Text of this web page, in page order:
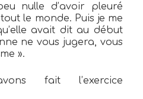
nulle d’avoir pleuré
le monde. Puis je me
avait dit au début
ne vous jugera, vous
».
fait l’exercice